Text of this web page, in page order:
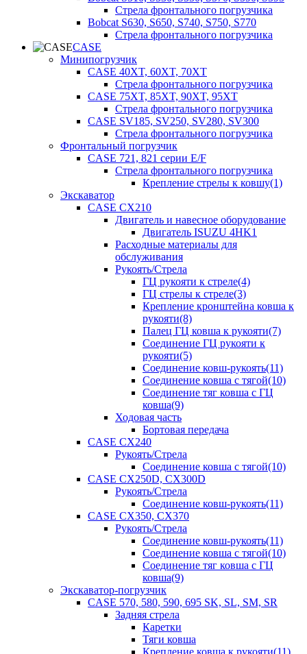
Стрела фронтального погрузчика
Bobcat S630, S650, S740, S750, S770
Стрела фронтального погрузчика
CASE
Минипогрузчик
CASE 40XT, 60XT, 70XT
Стрела фронтального погрузчика
CASE 75XT, 85XT, 90XT, 95XT
Стрела фронтального погрузчика
CASE SV185, SV250, SV280, SV300
Стрела фронтального погрузчика
Фронтальный погрузчик
CASE 721, 821 серии E/F
Стрела фронтального погрузчика
Крепление стрелы к ковшу(1)
Экскаватор
CASE CX210
Двигатель и навесное оборудование
Двигатель ISUZU 4HK1
Расходные материалы для
обслуживания
Рукоять/Стрела
ГЦ рукояти к стреле(4)
ГЦ стрелы к стреле(3)
Крепление кронштейна ковша к
рукояти(8)
Палец ГЦ ковша к рукояти(7)
Соединение ГЦ рукояти к
рукояти(5)
Соединение ковш-рукоять(11)
Соединение ковша с тягой(10)
Соединение тяг ковша с ГЦ
ковша(9)
Ходовая часть
Бортовая передача
CASE CX240
Рукоять/Стрела
Соединение ковша с тягой(10)
CASE CX250D, CX300D
Рукоять/Стрела
Соединение ковш-рукоять(11)
CASE CX350, CX370
Рукоять/Стрела
Соединение ковш-рукоять(11)
Соединение ковша с тягой(10)
Соединение тяг ковша с ГЦ
ковша(9)
Экскаватор-погрузчик
CASE 570, 580, 590, 695 SK, SL, SM, SR
Задняя стрела
Каретки
Тяги ковша
Крепление ковша к рукояти(11)